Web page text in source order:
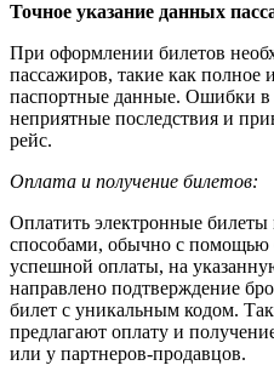
Точное указание данных
При оформлении билетов
пассажиров, такие как полное
паспортные данные. Ошибки в
неприятные последствия и
рейс.
Оплата и получение билетов:
Оплатить электронные
способами, обычно с помощью
успешной оплаты, на
направлено подтверждение
билет с уникальным кодом.
предлагают оплату и
или у партнеров-продавцов.